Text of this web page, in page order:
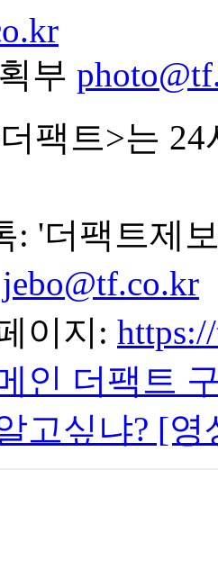
부
팩트>는
: '더팩트제
jebo@tf.co.kr
이지:
인 더팩트
고싶냐? [